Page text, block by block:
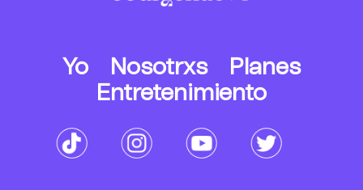
Yo Nosotrxs
Planes
Entretenimiento